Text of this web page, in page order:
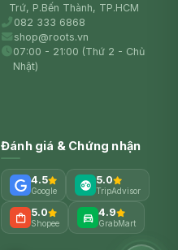
Trứ, P.Bến Thành, TP.HCM
082 333 6868
shop@roots.vn
07:00 - 21:00 (Thứ 2 - Chủ
Nhật)
Đánh giá & Chứng nhận
4.5
Google
5.0
TripAdvisor
5.0
Shopee
4.9
GrabMart